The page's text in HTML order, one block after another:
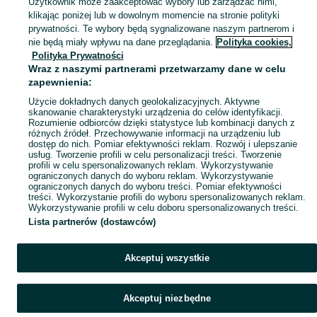
Mapa kategorii
Mapa miejscowości
Mapa ministron
Popularne wyszukiwania
klikając poniżej lub w dowolnym momencie na stronie polityki
prywatności. Te wybory będą sygnalizowane naszym partnerom i
nie będą miały wpływu na dane przeglądania. Polityka cookies,
Polityka Prywatności
Wraz z naszymi partnerami przetwarzamy dane w celu
zapewnienia:
Użycie dokładnych danych geolokalizacyjnych. Aktywne
skanowanie charakterystyki urządzenia do celów identyfikacji.
Rozumienie odbiorców dzięki statystyce lub kombinacji danych z
różnych źródeł. Przechowywanie informacji na urządzeniu lub
dostęp do nich. Pomiar efektywności reklam. Rozwój i ulepszanie
usług. Tworzenie profili w celu personalizacji treści. Tworzenie
profili w celu spersonalizowanych reklam. Wykorzystywanie
ograniczonych danych do wyboru reklam. Wykorzystywanie
ograniczonych danych do wyboru treści. Pomiar efektywności
treści. Wykorzystanie profili do wyboru spersonalizowanych reklam.
Wykorzystywanie profili w celu doboru spersonalizowanych treści.
Lista partnerów (dostawców)
Akceptuj wszystkie
Akceptuj niezbędne